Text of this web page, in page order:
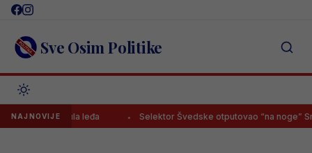
Skip
content Sve Osim Politike
NAJNOVIJE
okrenula leđa Selektor Švedske otputovao “na noge”